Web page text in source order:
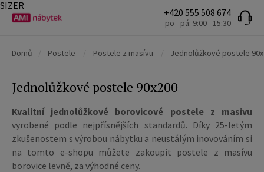
+420 555 508 674
po - pá: 9:00 - 15:30
Domů Postele Postele z masívu Jednolůžkové postele
Jednolůžkové postele 90x200
Kvalitní jednolůžkové borovicové postele z masivu
vyrobené podle nejpřísnějších standardů. Díky 25-letým
zkušenostem s výrobou nábytku a neustálým inovováním si
na tomto e-shopu můžete zakoupit postele z masívu
borovice levně, za výhodné ceny.
SIZER